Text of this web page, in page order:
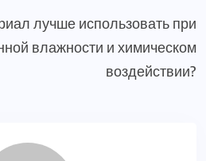
лучше использовать при
влажности и химическом
воздействии?